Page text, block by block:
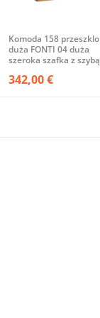
Komoda 158
duża FONTI 04 duża
szeroka szafka z szybą
342,00 €